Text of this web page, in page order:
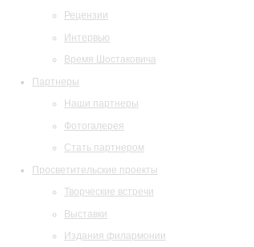
Рецензии
Интервью
Время Шостаковича
Партнеры
Наши партнеры
Фотогалерея
Стать партнером
Просветительские проекты
Творческие встречи
Выставки
Издания филармонии